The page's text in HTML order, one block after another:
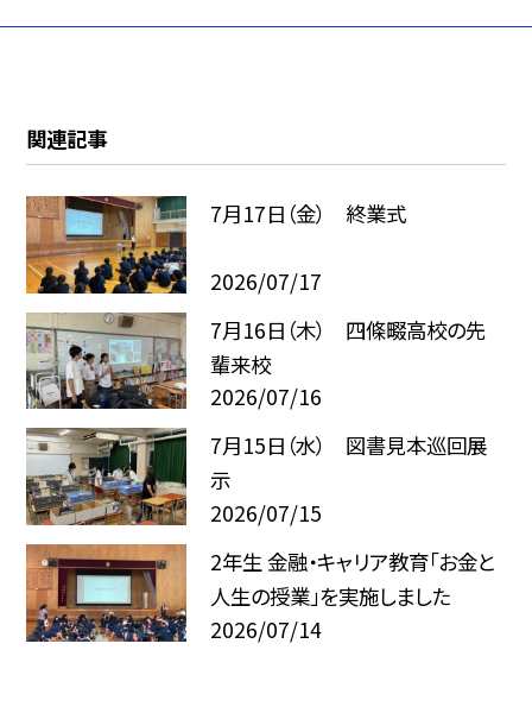
関連記事
7月17日（金） 終業式
2026/07/17
7月16日（木） 四條畷高校の先
輩来校
2026/07/16
7月15日（水） 図書見本巡回展
示
2026/07/15
2年生 金融・キャリア教育「お金と
人生の授業」を実施しました
2026/07/14